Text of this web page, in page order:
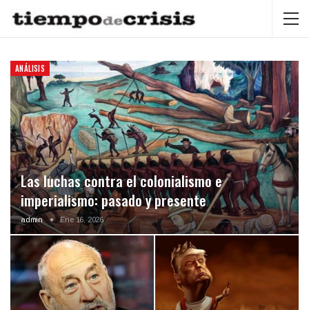
ANÁLISIS
Las luchas contra el colonialismo e
imperialismo: pasado y presente
admin Ene 16, 2026